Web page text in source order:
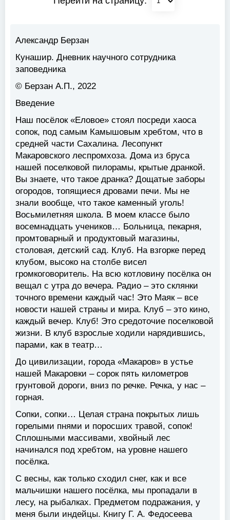
Александр Берзан
Кунашир. Дневник научного сотрудника
заповедника
© Берзан А.П., 2022
Введение
Наш посёлок «Еловое» стоял посреди хаоса
сопок, под самым Камышовым хребтом, что в
средней части Сахалина. Лесопункт
Макаровского леспромхоза. Дома из бруса
нашей поселковой пилорамы, крытые дранкой.
Вы знаете, что такое дранка? Дощатые заборы
огородов, топящиеся дровами печи. Мы не
знали вообще, что такое каменный уголь!
Восьмилетняя школа. В моем классе было
восемнадцать учеников… Больница, пекарня,
промтоварный и продуктовый магазины,
столовая, детский сад. Клуб. На взгорке перед
клубом, высоко на столбе висел
громкоговоритель. На всю котловину посёлка он
вещал с утра до вечера. Радио – это склянки
точного времени каждый час! Это Маяк – все
новости нашей страны и мира. Клуб – это кино,
каждый вечер. Клуб! Это средоточие поселковой
жизни. В клуб взрослые ходили нарядившись,
парами, как в театр…
До цивилизации, города «Макаров» в устье
нашей Макаровки – сорок пять километров
грунтовой дороги, вниз по речке. Речка, у нас –
горная.
Сопки, сопки… Целая страна покрытых лишь
горелыми пнями и поросших травой, сопок!
Сплошными массивами, хвойный лес
начинался под хребтом, на уровне нашего
посёлка.
С весны, как только сходил снег, как и все
мальчишки нашего посёлка, мы пропадали в
лесу, на рыбалках. Предметом подражания, у
меня были индейцы. Книгу Г. А. Федосеева